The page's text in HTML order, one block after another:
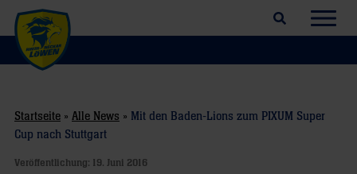
Suchfeld öffnen
Startseite » Alle News » Mit den Baden-Lions zum PIXUM Super
Cup nach Stuttgart
Veröffentlichung: 19. Juni 2016